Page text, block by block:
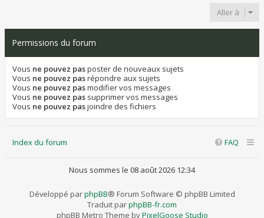
Aller à
Permissions du forum
Vous ne pouvez pasposter de nouveaux sujets
Vous ne pouvez pasrépondre aux sujets
Vous ne pouvez pasmodifier vos messages
Vous ne pouvez pas supprimer vos messages
Vous ne pouvez pasjoindre des fichiers
Index du forum FAQ
Nous sommes le 08 août 2026 12:34
Développé parphpBB® Forum Software © phpBB Limited
Traduit parphpBB-fr.com
phpBB Metro Theme byPixelGoose Studio